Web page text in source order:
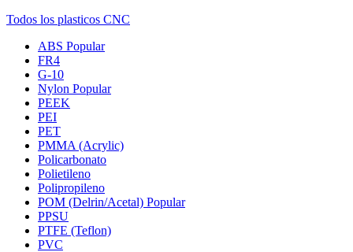
Todos los plasticos CNC
ABS Popular
FR4
G-10
Nylon Popular
PEEK
PEI
PET
PMMA (Acrylic)
Policarbonato
Polietileno
Polipropileno
POM (Delrin/Acetal) Popular
PPSU
PTFE (Teflon)
PVC